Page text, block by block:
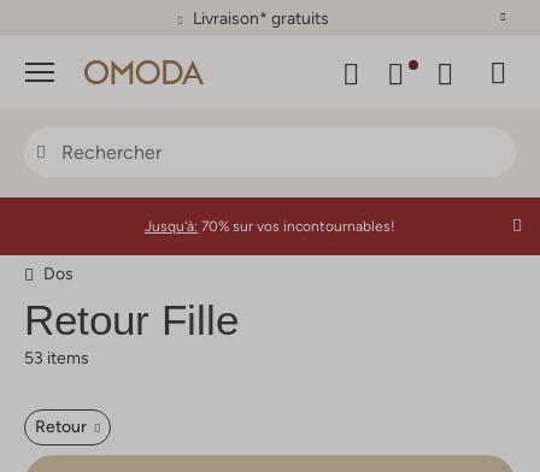
Livraison* gratuits
Menu
Jusqu'à: 70% sur vos incontournables!
Dos
Retour Fille
53 items
Retour